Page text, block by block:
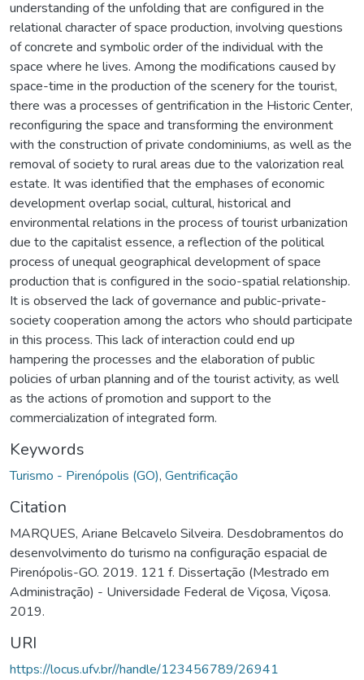
understanding of the unfolding that are configured in the
relational character of space production, involving questions
of concrete and symbolic order of the individual with the
space where he lives. Among the modifications caused by
space-time in the production of the scenery for the tourist,
there was a processes of gentrification in the Historic Center,
reconfiguring the space and transforming the environment
with the construction of private condominiums, as well as the
removal of society to rural areas due to the valorization real
estate. It was identified that the emphases of economic
development overlap social, cultural, historical and
environmental relations in the process of tourist urbanization
due to the capitalist essence, a reflection of the political
process of unequal geographical development of space
production that is configured in the socio-spatial relationship.
It is observed the lack of governance and public-private-
society cooperation among the actors who should participate
in this process. This lack of interaction could end up
hampering the processes and the elaboration of public
policies of urban planning and of the tourist activity, as well
as the actions of promotion and support to the
commercialization of integrated form.
Keywords
Turismo - Pirenópolis (GO), Gentrificação
Citation
MARQUES, Ariane Belcavelo Silveira. Desdobramentos do
desenvolvimento do turismo na configuração espacial de
Pirenópolis-GO. 2019. 121 f. Dissertação (Mestrado em
Administração) - Universidade Federal de Viçosa, Viçosa.
2019.
URI
https://locus.ufv.br//handle/123456789/26941